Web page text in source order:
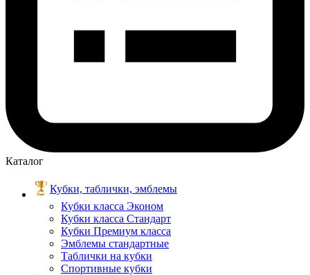
Каталог
Кубки, таблички, эмблемы
Кубки класса Эконом
Кубки класса Стандарт
Кубки Премиум класса
Эмблемы стандартные
Таблички на кубки
Спортивные кубки